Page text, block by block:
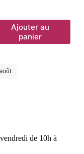
Ajouter au
panier
de 10h à